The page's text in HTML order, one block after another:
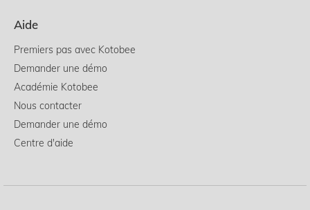
Aide
Premiers pas avec Kotobee
Demander une démo
Académie Kotobee
Nous contacter
Demander une démo
Centre d'aide